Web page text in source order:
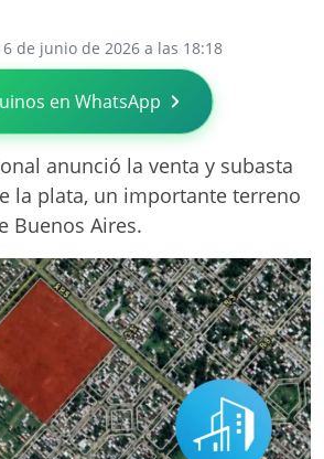
de junio de 2026 a las 18:18
en WhatsApp
anunció la venta y subasta
la plata, un importante terreno
Buenos Aires.